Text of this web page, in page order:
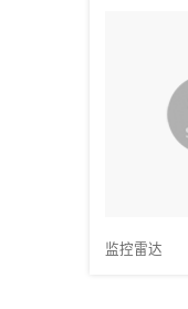
光学发送-